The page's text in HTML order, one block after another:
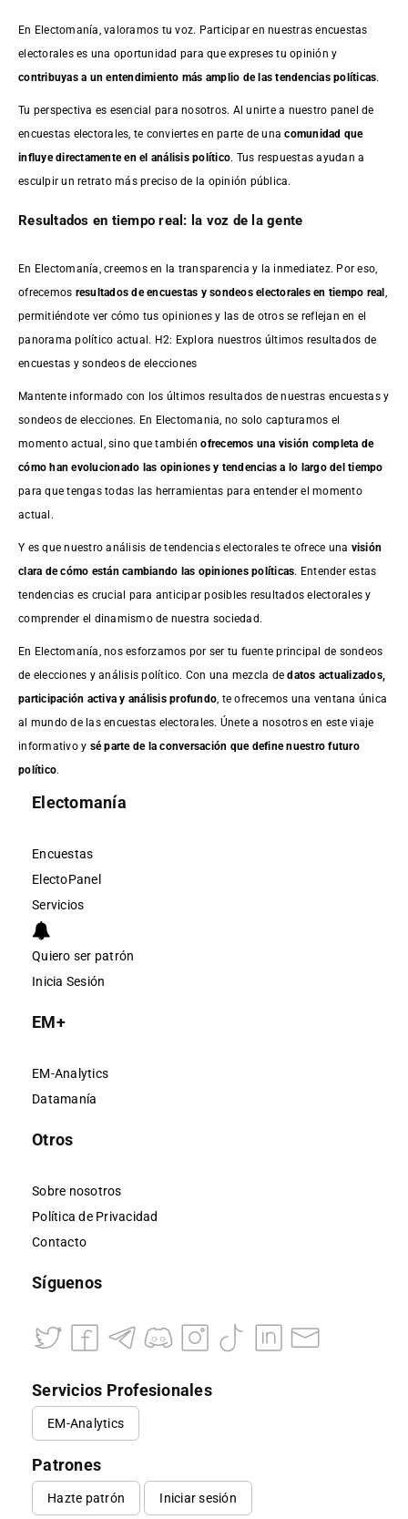
En Electomanía, valoramos tu voz. Participar en nuestras encuestas
electorales es una oportunidad para que expreses tu opinión y
contribuyas a un entendimiento más amplio de las tendencias políticas.
Tu perspectiva es esencial para nosotros. Al unirte a nuestro panel de
encuestas electorales, te conviertes en parte de unacomunidad que
influye directamente en el análisis político. Tus respuestas ayudan a
esculpir un retrato más preciso de la opinión pública.
Resultados en tiempo real: la voz de la gente
En Electomanía, creemos en la transparencia y la inmediatez. Por eso,
ofrecemos resultados deencuestas y sondeos electorales en tiempo real
permitiéndote ver cómo tus opiniones y las de otros se reflejan en el
panorama político actual. H2: Explora nuestros últimos resultados de
encuestas y sondeos de elecciones
Mantente informado con los últimos resultados de nuestras encuestasy
sondeos de elecciones. En Electomania, no solo capturamos el
momento actual, sino que tambiénofrecemos una visión completa de
cómo han evolucionado las opiniones y tendencias a lo largo del tiempo
para que tengas todas las herramientas para entender el momento
actual.
Y es que nuestro análisis de tendencias electorales te ofrece una visión
clara de cómo están cambiando las opiniones políticas. Entender estas
tendencias es crucial para anticipar posibles resultados electorales y
comprender el dinamismo de nuestra sociedad.
En Electomanía, nos esforzamos por ser tu fuente principal de sondeos
de elecciones y análisis político. Con una mezcla dedatos actualizados,
participación activa y análisis profundo , te ofrecemos una ventana única
al mundo de las encuestas electorales. Únete a nosotros en este viaje
informativo y sé parte de la conversación que define nuestro futuro
político.
Electomanía
Encuestas
ElectoPanel
Servicios
Quiero ser patrón
Inicia Sesión
EM+
EM-Analytics
Datamanía
Otros
Sobre nosotros
Política de Privacidad
Contacto
Síguenos
Servicios Profesionales
EM-Analytics
Patrones
Hazte patrón Iniciar sesión